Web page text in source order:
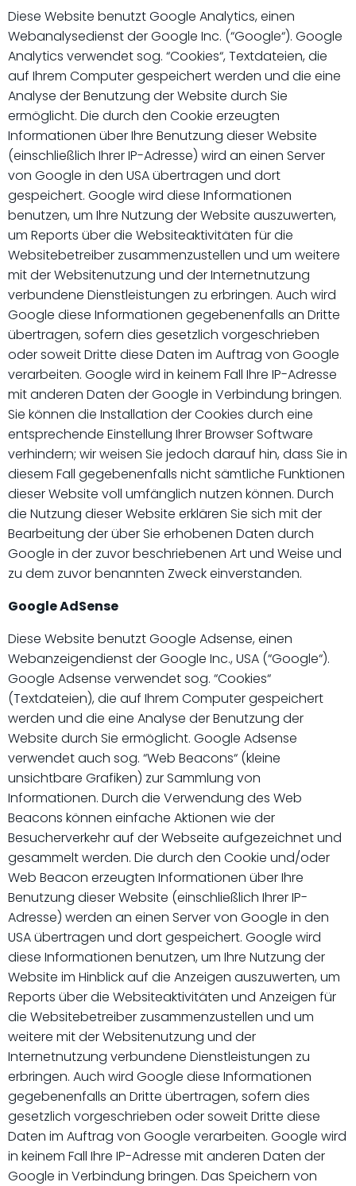
Diese Website benutzt Google Analytics, einen
Webanalysedienst der Google Inc. (“Google“). Google
Analytics verwendet sog. “Cookies“, Textdateien, die
auf Ihrem Computer gespeichert werden und die eine
Analyse der Benutzung der Website durch Sie
ermöglicht. Die durch den Cookie erzeugten
Informationen über Ihre Benutzung dieser Website
(einschließlich Ihrer IP-Adresse) wird an einen Server
von Google in den USA übertragen und dort
gespeichert. Google wird diese Informationen
benutzen, um Ihre Nutzung der Website auszuwerten,
um Reports über die Websiteaktivitäten für die
Websitebetreiber zusammenzustellen und um weitere
mit der Websitenutzung und der Internetnutzung
verbundene Dienstleistungen zu erbringen. Auch wird
Google diese Informationen gegebenenfalls an Dritte
übertragen, sofern dies gesetzlich vorgeschrieben
oder soweit Dritte diese Daten im Auftrag von Google
verarbeiten. Google wird in keinem Fall Ihre IP-Adresse
mit anderen Daten der Google in Verbindung bringen.
Sie können die Installation der Cookies durch eine
entsprechende Einstellung Ihrer Browser Software
verhindern; wir weisen Sie jedoch darauf hin, dass Sie in
diesem Fall gegebenenfalls nicht sämtliche Funktionen
dieser Website voll umfänglich nutzen können. Durch
die Nutzung dieser Website erklären Sie sich mit der
Bearbeitung der über Sie erhobenen Daten durch
Google in der zuvor beschriebenen Art und Weise und
zu dem zuvor benannten Zweck einverstanden.
Google AdSense
Diese Website benutzt Google Adsense, einen
Webanzeigendienst der Google Inc., USA (“Google“).
Google Adsense verwendet sog. “Cookies“
(Textdateien), die auf Ihrem Computer gespeichert
werden und die eine Analyse der Benutzung der
Website durch Sie ermöglicht. Google Adsense
verwendet auch sog. “Web Beacons“ (kleine
unsichtbare Grafiken) zur Sammlung von
Informationen. Durch die Verwendung des Web
Beacons können einfache Aktionen wie der
Besucherverkehr auf der Webseite aufgezeichnet und
gesammelt werden. Die durch den Cookie und/oder
Web Beacon erzeugten Informationen über Ihre
Benutzung dieser Website (einschließlich Ihrer IP-
Adresse) werden an einen Server von Google in den
USA übertragen und dort gespeichert. Google wird
diese Informationen benutzen, um Ihre Nutzung der
Website im Hinblick auf die Anzeigen auszuwerten, um
Reports über die Websiteaktivitäten und Anzeigen für
die Websitebetreiber zusammenzustellen und um
weitere mit der Websitenutzung und der
Internetnutzung verbundene Dienstleistungen zu
erbringen. Auch wird Google diese Informationen
gegebenenfalls an Dritte übertragen, sofern dies
gesetzlich vorgeschrieben oder soweit Dritte diese
Daten im Auftrag von Google verarbeiten. Google wird
in keinem Fall Ihre IP-Adresse mit anderen Daten der
Google in Verbindung bringen. Das Speichern von